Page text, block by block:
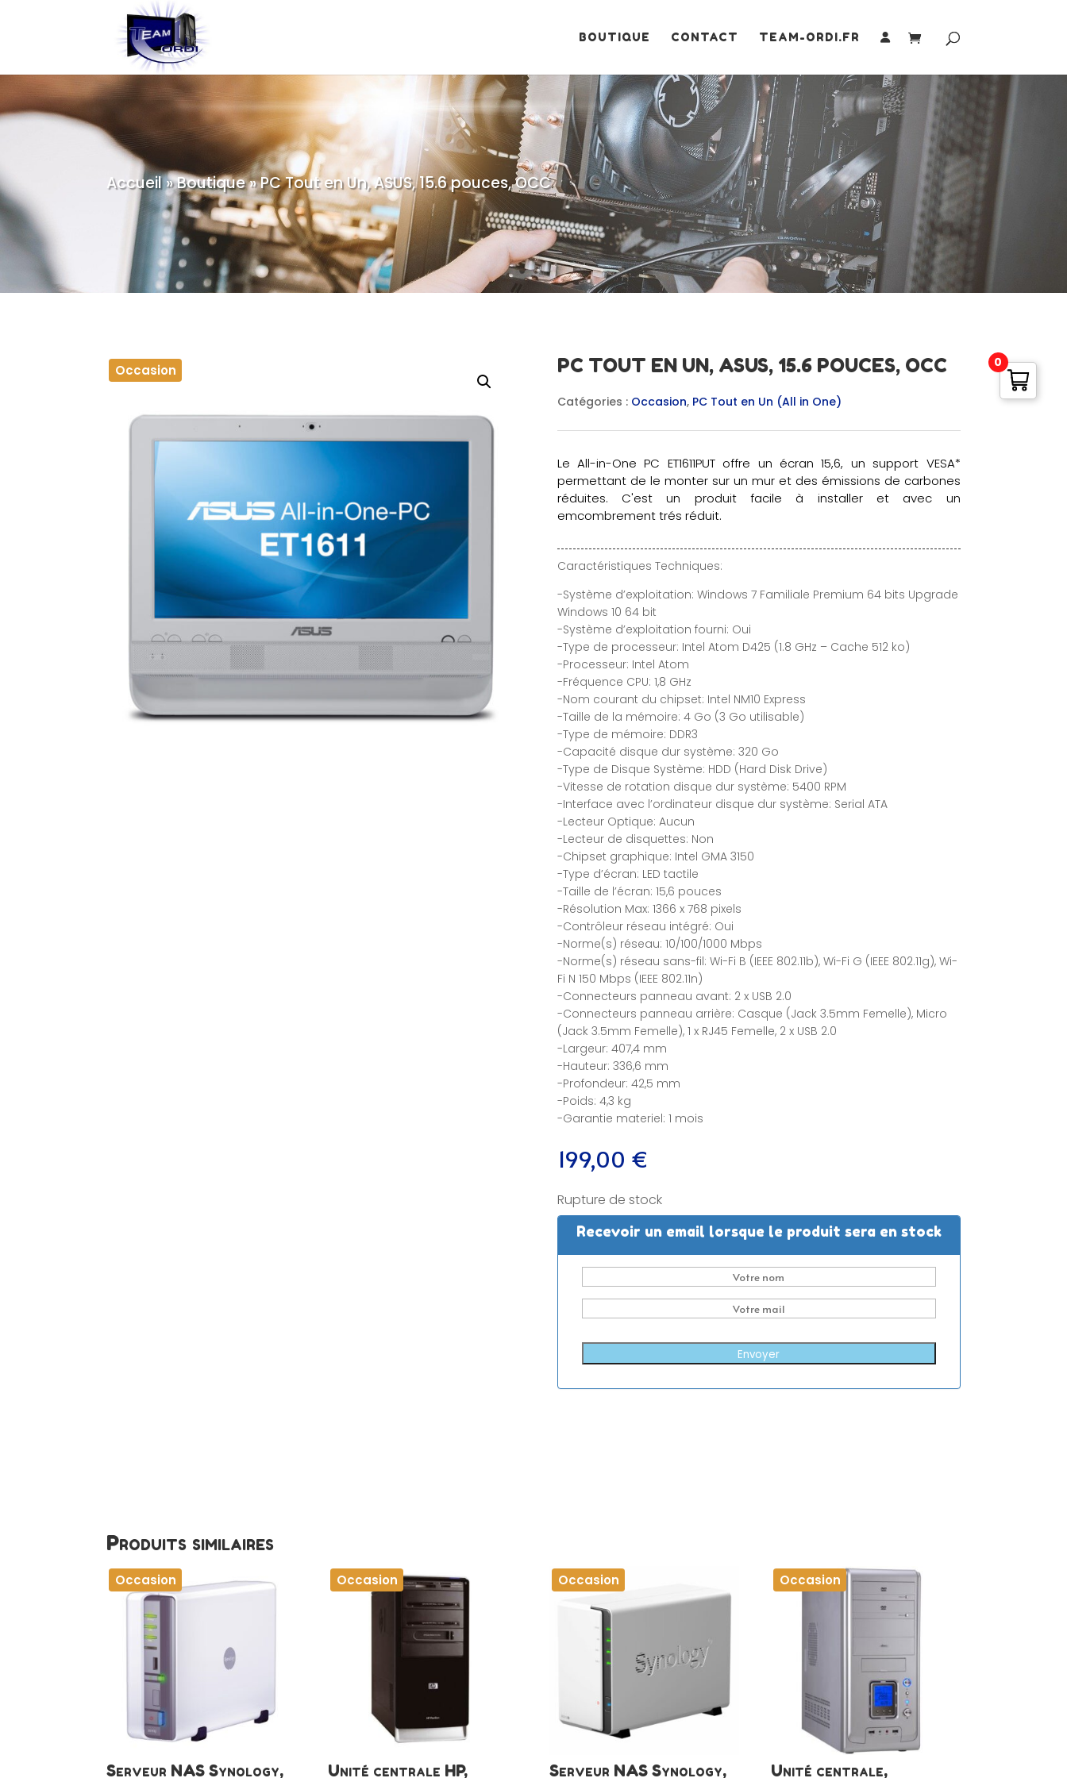
BOUTIQUE CONTACT TEAM-ORDI.FR
Accueil»Boutique»PC Tout en Un, ASUS, 15.6 pouces, OCC
Occasion PC TOUT EN UN, ASUS, 15.6 POUCES, OCC
Catégories : Occasion, PC Tout en Un (All in One)
Le All-in-One PC ET1611PUT offre un écran 15,6, un support VESA*
permettant de le monter sur un mur et des émissions de carbones
réduites. C'est un produit facile à installer et avec un
emcombrement trés réduit.
Caractéristiques Techniques:
-Système d’exploitation: Windows 7 Familiale Premium 64 bits Upgrade
Windows 10 64 bit
-Système d’exploitation fourni: Oui
-Type de processeur: Intel Atom D425 (1.8 GHz – Cache 512 ko)
-Processeur: Intel Atom
-Fréquence CPU: 1,8 GHz
-Nom courant du chipset: Intel NM10 Express
-Taille de la mémoire: 4 Go (3 Go utilisable)
-Type de mémoire: DDR3
-Capacité disque dur système: 320 Go
-Type de Disque Système: HDD (Hard Disk Drive)
-Vitesse de rotation disque dur système: 5400 RPM
-Interface avec l’ordinateur disque dur système: Serial ATA
-Lecteur Optique: Aucun
-Lecteur de disquettes: Non
-Chipset graphique: Intel GMA 3150
-Type d’écran: LED tactile
-Taille de l’écran: 15,6 pouces
-Résolution Max: 1366 x 768 pixels
-Contrôleur réseau intégré: Oui
-Norme(s) réseau: 10/100/1000 Mbps
-Norme(s) réseau sans-fil: Wi-Fi B (IEEE 802.11b), Wi-Fi G (IEEE 802.11g), Wi-
Fi N 150 Mbps (IEEE 802.11n)
-Connecteurs panneau avant: 2 x USB 2.0
-Connecteurs panneau arrière: Casque (Jack 3.5mm Femelle), Micro
(Jack 3.5mm Femelle), 1 x RJ45 Femelle, 2 x USB 2.0
-Largeur: 407,4 mm
-Hauteur: 336,6 mm
-Profondeur: 42,5 mm
-Poids: 4,3 kg
-Garantie materiel: 1 mois
199,00 €
Rupture de stock
Recevoir un email lorsque le produit sera en stock
Envoyer
Produits similaires
Occasion
Serveur NAS Synology,
Occasion
Unité centrale HP,
Occasion
Serveur NAS Synology,
Occasion
Unité centrale,
0